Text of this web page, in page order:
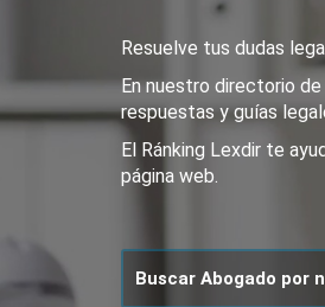
Resuelve tus dudas
En nuestro directorio
respuestas y guías
El Ránking Lexdir te
página web.